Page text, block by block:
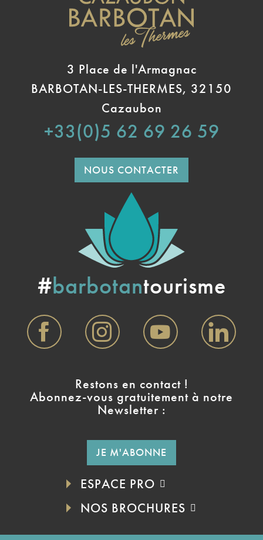
3 Place de l'Armagnac
BARBOTAN-LES-THERMES, 32150
Cazaubon
+33(0)5 62 69 26 59
NOUS CONTACTER
#barbotantourisme
Restons en contact !
Abonnez-vous gratuitement à notre
Newsletter :
JE M'ABONNE
ESPACE PRO
NOS BROCHURES